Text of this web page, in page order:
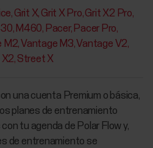
Grit X Grit X Pro Grit X2 Pro
M460 Pacer Pacer Pro
M2 Vantage M3 Vantage V2
X2 Street X
una cuenta Premium o básica,
planes de entrenamiento
tu agenda de Polar Flow y,
de entrenamiento se